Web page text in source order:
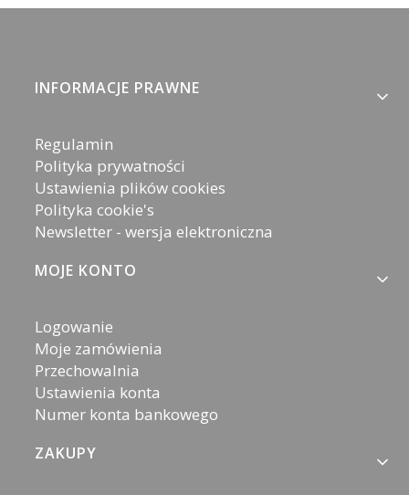
Linki w stopce
INFORMACJE PRAWNE
Regulamin
Polityka prywatności
Ustawienia plików cookies
Polityka cookie's
Newsletter - wersja elektroniczna
MOJE KONTO
Logowanie
Moje zamówienia
Przechowalnia
Ustawienia konta
Numer konta bankowego
ZAKUPY